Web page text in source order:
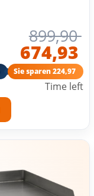
899,90
674,93
Sie sparen 224,97
Time left